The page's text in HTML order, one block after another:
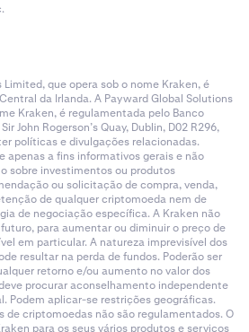
que opera sob o nome Kraken, é
da Irlanda. A Payward Global Solutions
Kraken, é regulamentada pelo Banco
John Rogerson’s Quay, Dublin, D02 R296,
políticas e divulgações relacionadas.
apenas a fins informativos gerais e não
sobre investimentos ou produtos
ou solicitação de compra, venda,
de qualquer criptomoeda nem de
de negociação específica. A Kraken não
para aumentar ou diminuir o preço de
em particular. A natureza imprevisível dos
resultar na perda de fundos. Poderão ser
retorno e/ou aumento no valor dos
procurar aconselhamento independente
Podem aplicar-se restrições geográficas.
de criptomoedas não são regulamentados. O
para os seus vários produtos e serviços